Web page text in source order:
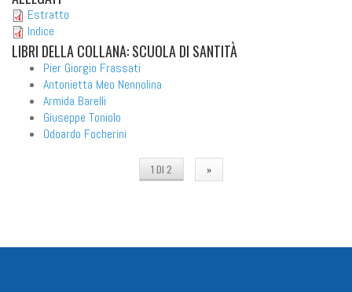
Estratto
Indice
LIBRI DELLA COLLANA: SCUOLA DI SANTITÀ
Pier Giorgio Frassati
Antonietta Meo Nennolina
Armida Barelli
Giuseppe Toniolo
Odoardo Focherini
1 DI 2 »